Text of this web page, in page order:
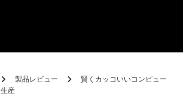
製品レビュー
賢くカッコいいコンピュー
産